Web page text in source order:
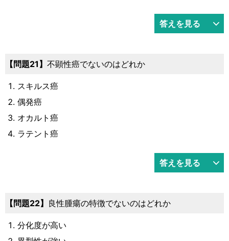
答えを見る
21 不顕性癌でないのはどれか
スキルス癌
偶発癌
オカルト癌
ラテント癌
答えを見る
22 良性腫瘍の特徴でないのはどれか
分化度が高い